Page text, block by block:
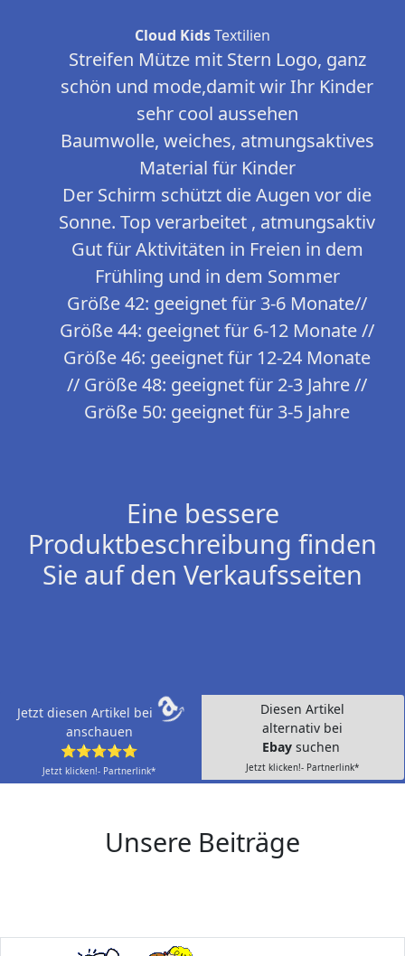
Cloud KidsTextilien
Streifen Mütze mit Stern Logo, ganz
schön und mode,damit wir Ihr Kinder
sehr cool aussehen
Baumwolle, weiches, atmungsaktives
Material für Kinder
Der Schirm schützt die Augen vor die
Sonne. Top verarbeitet , atmungsaktiv
Gut für Aktivitäten in Freien in dem
Frühling und in dem Sommer
Größe 42: geeignet für 3-6 Monate//
Größe 44: geeignet für 6-12 Monate //
Größe 46: geeignet für 12-24 Monate
// Größe 48: geeignet für 2-3 Jahre //
Größe 50: geeignet für 3-5 Jahre
Eine bessere
Produktbeschreibung finden
Sie auf den Verkaufsseiten
Jetzt diesen Artikel bei
anschauen
⭐⭐⭐⭐⭐
Jetzt klicken!- Partnerlink*
Diesen Artikel
alternativ bei
Ebay suchen
Jetzt klicken!- Partnerlink*
Unsere Beiträge